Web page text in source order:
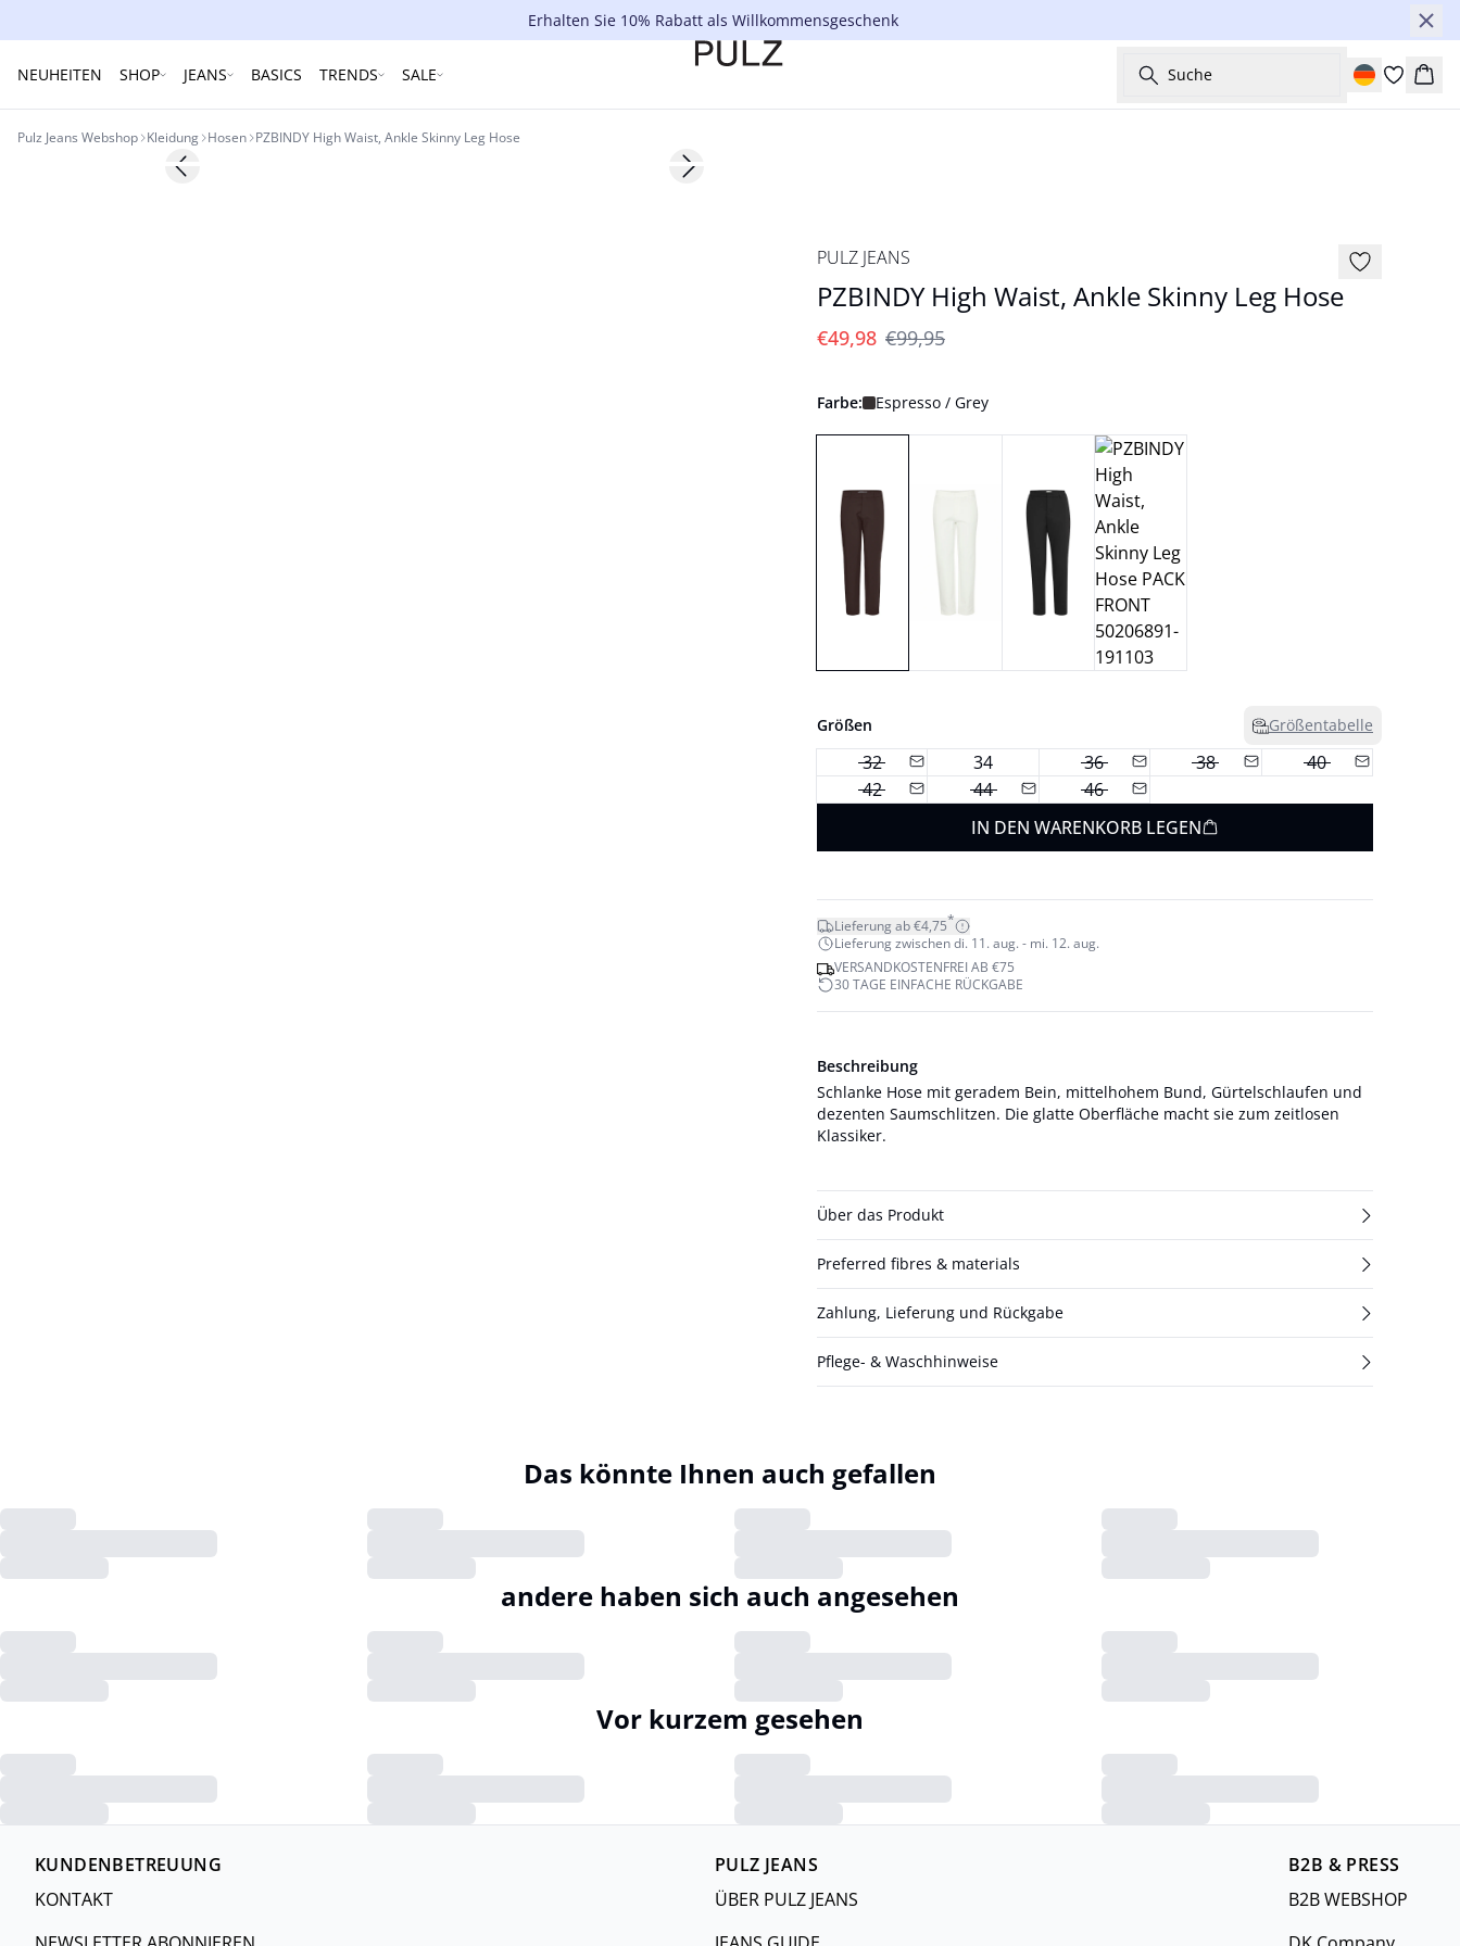
Erhalten Sie 10% Rabatt als Willkommensgeschenk
NEUHEITEN SHOP JEANS BASICS TRENDS SALE Suche
Pulz Jeans Webshop Kleidung Hosen PZBINDY High Waist, Ankle Skinny Leg Hose
Previous slide Next slide
PULZ JEANS
PZBINDY High Waist, Ankle Skinny Leg Hose
€49,98 €99,95
Farbe: Espresso / Grey
Größen Größentabelle
32 34 36 38
40
42
44
46
IN DEN WARENKORB LEGEN
Lieferung ab €4,75*
Lieferung zwischen di. 11. aug. - mi. 12. aug.
VERSANDKOSTENFREI AB €75
30 TAGE EINFACHE RÜCKGABE
Beschreibung
Schlanke Hose mit geradem Bein, mittelhohem Bund, Gürtelschlaufen und
dezenten Saumschlitzen. Die glatte Oberfläche macht sie zum zeitlosen
Klassiker.
Über das Produkt
Preferred fibres & materials
Zahlung, Lieferung und Rückgabe
Pflege- & Waschhinweise
Das könnte Ihnen auch gefallen
andere haben sich auch angesehen
Vor kurzem gesehen
KUNDENBETREUUNG
KONTAKT
PULZ JEANS
ÜBER PULZ JEANS
B2B & PRESS
B2B WEBSHOP